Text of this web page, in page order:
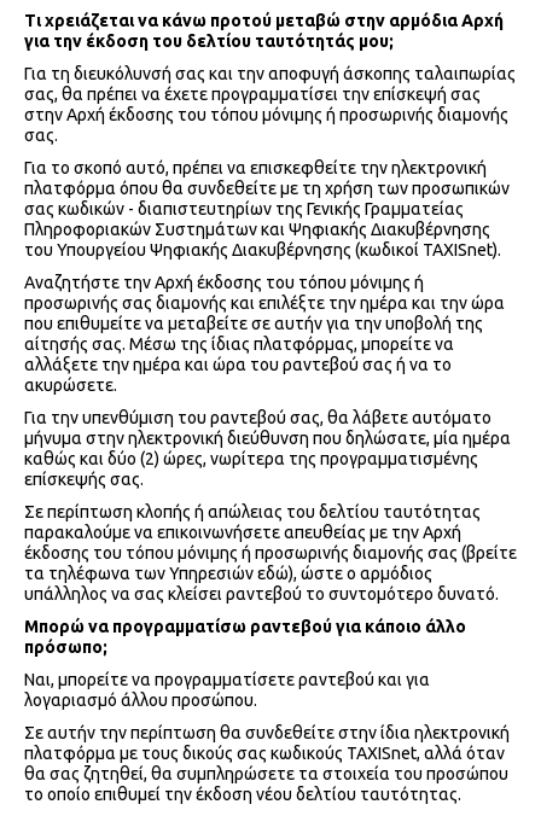
Τι χρειάζεται να κάνω προτού μεταβώ στην αρμόδια Αρχή
για την έκδοση του δελτίου ταυτότητάς μου;
Για τη διευκόλυνσή σας και την αποφυγή άσκοπης ταλαιπωρίας
σας, θα πρέπει να έχετε προγραμματίσει την επίσκεψή σας
στην Αρχή έκδοσης του τόπου μόνιμης ή προσωρινής διαμονής
σας.
Για το σκοπό αυτό, πρέπει να επισκεφθείτε την ηλεκτρονική
πλατφόρμα όπου θα συνδεθείτε με τη χρήση των προσωπικών
σας κωδικών - διαπιστευτηρίων της Γενικής Γραμματείας
Πληροφοριακών Συστημάτων και Ψηφιακής Διακυβέρνησης
του Υπουργείου Ψηφιακής Διακυβέρνησης (κωδικοί TAXISnet).
Αναζητήστε την Αρχή έκδοσης του τόπου μόνιμης ή
προσωρινής σας διαμονής και επιλέξτε την ημέρα και την ώρα
που επιθυμείτε να μεταβείτε σε αυτήν για την υποβολή της
αίτησής σας. Μέσω της ίδιας πλατφόρμας, μπορείτε να
αλλάξετε την ημέρα και ώρα του ραντεβού σας ή να το
ακυρώσετε.
Για την υπενθύμιση του ραντεβού σας, θα λάβετε αυτόματο
μήνυμα στην ηλεκτρονική διεύθυνση που δηλώσατε, μία ημέρα
καθώς και δύο (2) ώρες, νωρίτερα της προγραμματισμένης
επίσκεψής σας.
Σε περίπτωση κλοπής ή απώλειας του δελτίου ταυτότητας
παρακαλούμε να επικοινωνήσετε απευθείας με την Αρχή
έκδοσης του τόπου μόνιμης ή προσωρινής διαμονής σας (βρείτε
τα τηλέφωνα των Υπηρεσιών εδώ), ώστε ο αρμόδιος
υπάλληλος να σας κλείσει ραντεβού το συντομότερο δυνατό.
Μπορώ να προγραμματίσω ραντεβού για κάποιο άλλο
πρόσωπο;
Ναι, μπορείτε να προγραμματίσετε ραντεβού και για
λογαριασμό άλλου προσώπου.
Σε αυτήν την περίπτωση θα συνδεθείτε στην ίδια ηλεκτρονική
πλατφόρμα με τους δικούς σας κωδικούς TAXISnet, αλλά όταν
θα σας ζητηθεί, θα συμπληρώσετε τα στοιχεία του προσώπου
το οποίο επιθυμεί την έκδοση νέου δελτίου ταυτότητας.